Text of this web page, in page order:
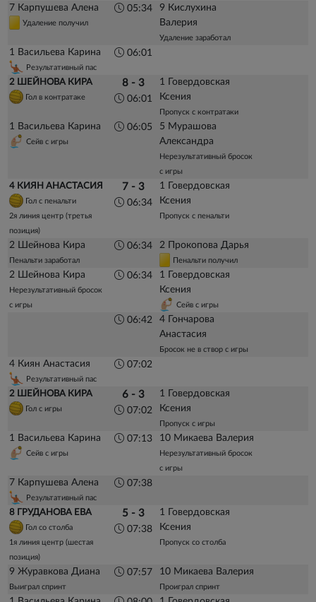
7 Карпушева Алена
Удаление получил
05:34
9 Кислухина
Валерия
Удаление заработал
1 Васильева Карина
Результативный пас
06:01
2 ШЕЙНОВА КИРА
Гол в контратаке
8 - 3
06:01
1 Говердовская
Ксения
Пропуск с контратаки
1 Васильева Карина
Сейв с игры
06:05
5 Мурашова
Александра
Нерезультативный бросок
с игры
4 КИЯН АНАСТАСИЯ
Гол с пенальти
2я линия центр (третья
позиция)
7 - 3
06:34
1 Говердовская
Ксения
Пропуск с пенальти
2 Шейнова Кира
Пенальти заработал
06:34 2 Прокопова Дарья
Пенальти получил
2 Шейнова Кира
Нерезультативный бросок
с игры
06:34
1 Говердовская
Ксения
Сейв с игры
06:42
4 Гончарова
Анастасия
Бросок не в створ с игры
4 Киян Анастасия
Результативный пас
07:02
2 ШЕЙНОВА КИРА
Гол с игры
6 - 3
07:02
1 Говердовская
Ксения
Пропуск с игры
1 Васильева Карина
Сейв с игры
07:13 10 Микаева Валерия
Нерезультативный бросок
с игры
7 Карпушева Алена
Результативный пас
07:38
8 ГРУДАНОВА ЕВА
Гол со столба
1я линия центр (шестая
позиция)
5 - 3
07:38
1 Говердовская
Ксения
Пропуск со столба
9 Журавкова Диана
Выиграл спринт
07:57 10 Микаева Валерия
Проиграл спринт